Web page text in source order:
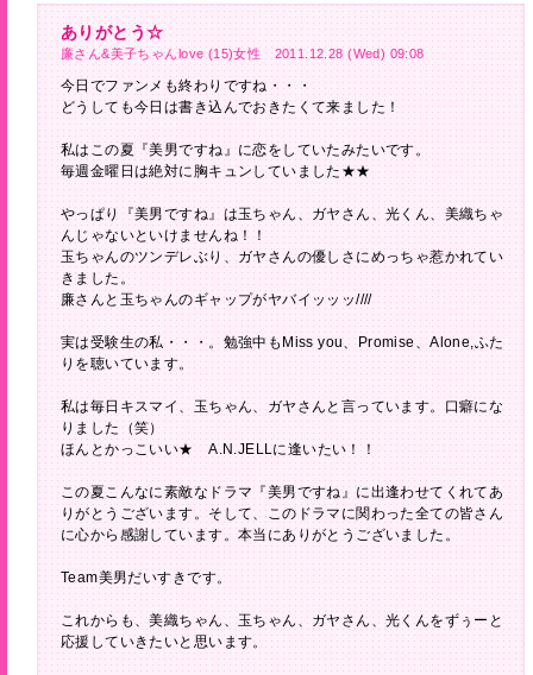
ありがとう☆
廉さん&美子ちゃんlove (15)女性 2011.12.28 (Wed) 09:08
今日でファンメも終わりですね・・・
どうしても今日は書き込んでおきたくて来ました！
私はこの夏『美男ですね』に恋をしていたみたいです。
毎週金曜日は絶対に胸キュンしていました★★
やっぱり『美男ですね』は玉ちゃん、ガヤさん、光くん、美織ちゃ
んじゃないといけませんね！！
玉ちゃんのツンデレぶり、ガヤさんの優しさにめっちゃ惹かれてい
きました。
廉さんと玉ちゃんのギャップがヤバイッッッ////
実は受験生の私・・・。勉強中もMiss you、Promise、Alone,ふた
りを聴いています。
私は毎日キスマイ、玉ちゃん、ガヤさんと言っています。口癖にな
りました（笑）
ほんとかっこいい★ A.N.JELLに逢いたい！！
この夏こんなに素敵なドラマ『美男ですね』に出逢わせてくれてあ
りがとうございます。そして、このドラマに関わった全ての皆さん
に心から感謝しています。本当にありがとうございました。
Team美男だいすきです。
これからも、美織ちゃん、玉ちゃん、ガヤさん、光くんをずぅーと
応援していきたいと思います。